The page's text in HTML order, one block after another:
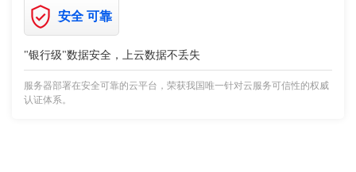
安全 可靠
"银行级"数据安全，上云数据不丢失
服务器部署在安全可靠的云平台，荣获我国唯一针对云服务可信性的权威
认证体系。